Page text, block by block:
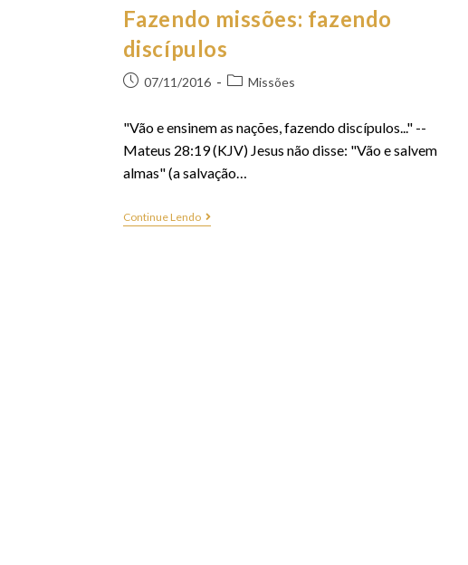
Fazendo missões: fazendo
discípulos
07/11/2016 Missões
"Vão e ensinem as nações, fazendo discípulos..." --
Mateus 28:19 (KJV) Jesus não disse: "Vão e salvem
almas" (a salvação…
Continue Lendo